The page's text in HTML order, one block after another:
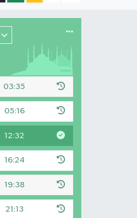
03:35
05:16
12:32
16:24
19:38
21:13